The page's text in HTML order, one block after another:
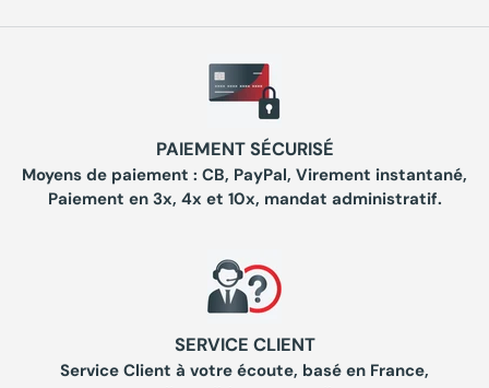
PAIEMENT SÉCURISÉ
Moyens de paiement : CB, PayPal, Virement instantané,
Paiement en 3x, 4x et 10x, mandat administratif.
SERVICE CLIENT
Service Client à votre écoute, basé en France,